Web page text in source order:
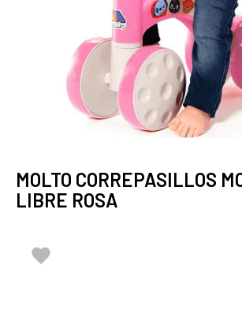
MOLTO CORREPASILLOS
LIBRE ROSA
